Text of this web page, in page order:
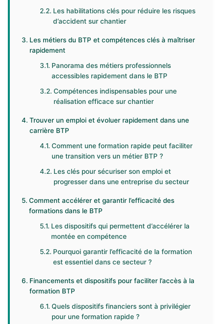
Les habilitations clés pour réduire les risques
d’accident sur chantier
Les métiers du BTP et compétences clés à maîtriser
rapidement
Panorama des métiers professionnels
accessibles rapidement dans le BTP
Compétences indispensables pour une
réalisation efficace sur chantier
Trouver un emploi et évoluer rapidement dans une
carrière BTP
Comment une formation rapide peut faciliter
une transition vers un métier BTP ?
Les clés pour sécuriser son emploi et
progresser dans une entreprise du secteur
Comment accélérer et garantir l’efficacité des
formations dans le BTP
Les dispositifs qui permettent d’accélérer la
montée en compétence
Pourquoi garantir l’efficacité de la formation
est essentiel dans ce secteur ?
Financements et dispositifs pour faciliter l’accès à la
formation BTP
Quels dispositifs financiers sont à privilégier
pour une formation rapide ?